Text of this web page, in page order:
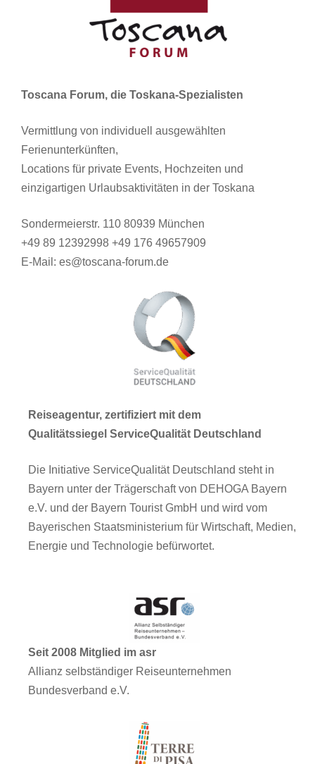
Toscana Forum, die Toskana-Spezialisten
Vermittlung von individuell ausgewählten
Ferienunterkünften,
Locations für private Events, Hochzeiten und
einzigartigen Urlaubsaktivitäten in der Toskana
Sondermeierstr. 110 80939 München
+49 89 12392998 +49 176 49657909
E-Mail: es@toscana-forum.de
Reiseagentur, zertifiziert mit dem
Qualitätssiegel ServiceQualität Deutschland
Die Initiative ServiceQualität Deutschland steht in
Bayern unter der Trägerschaft von DEHOGA Bayern
e.V. und der Bayern Tourist GmbH und wird vom
Bayerischen Staatsministerium für Wirtschaft, Medien,
Energie und Technologie befürwortet.
Seit 2008 Mitglied im asr
Allianz selbständiger Reiseunternehmen
Bundesverband e.V.